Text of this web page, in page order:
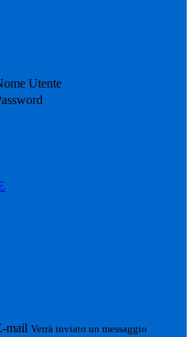
Utente
mail Verrà inviato un messaggio